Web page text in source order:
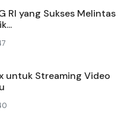
RI yang Sukses Melintas
untuk Streaming Video